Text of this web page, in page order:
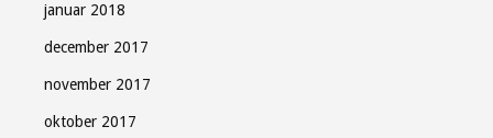
januar 2018
december 2017
november 2017
oktober 2017